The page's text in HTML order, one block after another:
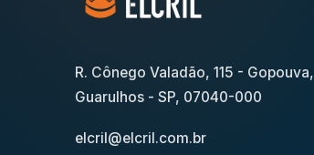
R. Cônego Valadão, 115 - Gopouva,
Guarulhos - SP, 07040-000
elcril@elcril.com.br